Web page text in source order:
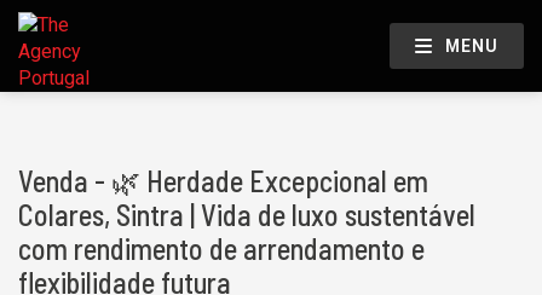
MENU
Venda - 🌿 Herdade Excepcional em
Colares, Sintra | Vida de luxo sustentável
com rendimento de arrendamento e
flexibilidade futura